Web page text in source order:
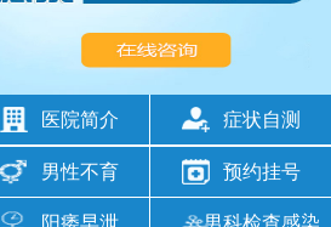
医院简介 症状自测
男性不育 预约挂号
阳痿早泄 男科检查感染
想咨询男科问题